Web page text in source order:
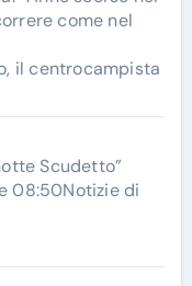
come nel
il centrocampista
Scudetto”
08:50Notizie di